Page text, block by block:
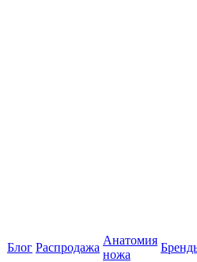
Блог Распродажа
Анатомия
ножа